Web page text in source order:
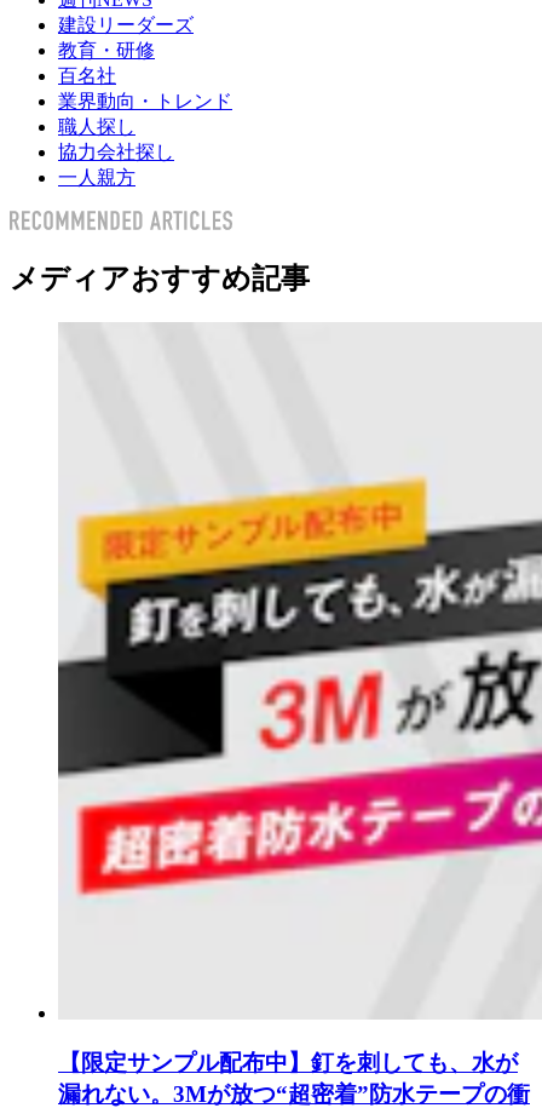
建設リーダーズ
教育・研修
百名社
業界動向・トレンド
職人探し
協力会社探し
一人親方
メディアおすすめ記事
【限定サンプル配布中】釘を刺しても、水が
漏れない。3Mが放つ“超密着”防水テープの衝